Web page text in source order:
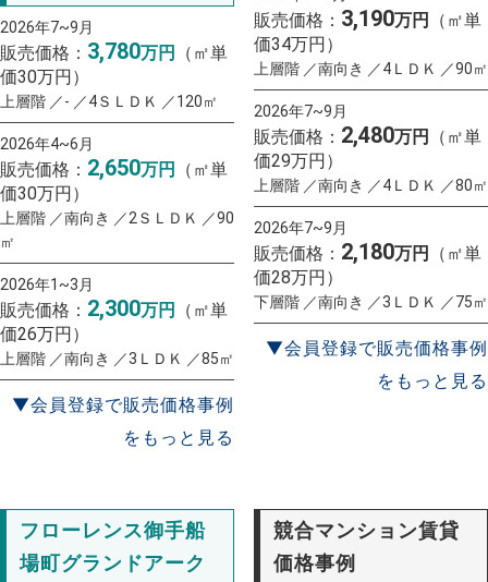
2026年7~9月
販売価格： 3,780万円
（㎡単
価30万円）
上層階 ／- ／4ＳＬＤＫ ／120㎡
2026年4~6月
販売価格： 2,650万円
（㎡単
価30万円）
上層階 ／南向き ／2ＳＬＤＫ ／90
㎡
2026年1~3月
販売価格： 2,300万円
（㎡単
価26万円）
上層階 ／南向き ／3ＬＤＫ ／85㎡
▼会員登録で販売価格事例
をもっと見る
販売価格： 3,190万円
（㎡単
価34万円）
上層階 ／南向き ／4ＬＤＫ ／90㎡
2026年7~9月
販売価格： 2,480万円
（㎡単
価29万円）
上層階 ／南向き ／4ＬＤＫ ／80㎡
2026年7~9月
販売価格： 2,180万円
（㎡単
価28万円）
下層階 ／南向き ／3ＬＤＫ ／75㎡
▼会員登録で販売価格事例
をもっと見る
フローレンス御手船
場町グランドアーク
競合マンション賃貸
価格事例